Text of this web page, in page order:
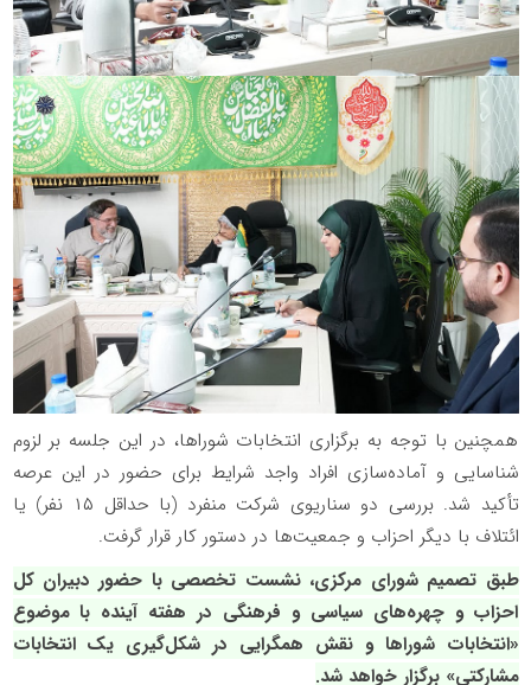
همچنین با توجه به برگزاری انتخابات شوراها، در این جلسه بر لزوم
شناسایی و آماده‌سازی افراد واجد شرایط برای حضور در این عرصه
تأکید شد. بررسی دو سناریوی شرکت منفرد (با حداقل ۱۵ نفر) یا
ائتلاف با دیگر احزاب و جمعیت‌ها در دستور کار قرار گرفت.
طبق تصمیم شورای مرکزی، نشست تخصصی با حضور دبیران کل
احزاب و چهره‌های سیاسی و فرهنگی در هفته آینده با موضوع
«انتخابات شوراها و نقش همگرایی در شکل‌گیری یک انتخابات
مشارکتی» برگزار خواهد شد.